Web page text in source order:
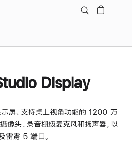
Display
屏、支持桌上视角功能的 1200 万
头、录音棚级麦克风和扬声器，以
及雷雳 5 端口。